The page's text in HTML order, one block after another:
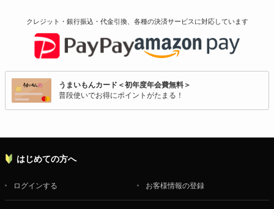
クレジット・銀行振込・代金引換、各種の決済サービスに対応しています
うまいもんカード＜初年度年会費無料＞
普段使いでお得にポイントがたまる！
はじめての方へ
ログインする お客様情報の登録